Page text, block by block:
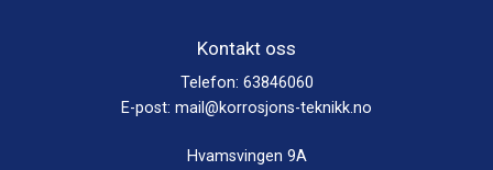
Kontakt oss
Telefon: 63846060
E-post: mail@korrosjons-teknikk.no
Hvamsvingen 9A